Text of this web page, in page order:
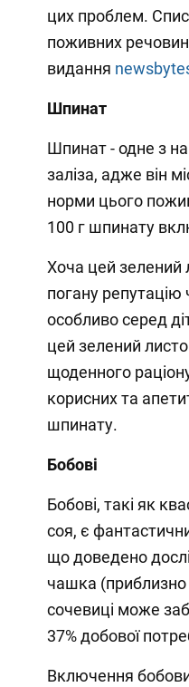
цих проблем.
поживних
видання
Шпинат
Шпинат - одне з
заліза, адже він
норми цього
100 г шпинату
Хоча цей зелений
погану репутацію
особливо серед
цей зелений
щоденного
корисних та
шпинату.
Бобові
Бобові, такі як
соя, є
що доведено
чашка (приблизно
сочевиці може
37% добової
Включення